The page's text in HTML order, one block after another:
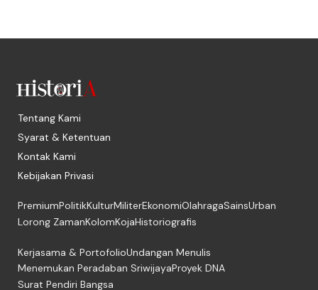
Tentang Kami
Syarat & Ketentuan
Kontak Kami
Kebijakan Privasi
PremiumPolitikKulturMiliterEkonomiOlahragaSainsUrban
Lorong ZamanKolomKojaHistoriografis
Kerjasama & PortofolioUndangan Menulis
Menemukan Peradaban SriwijayaProyek DNA
Surat Pendiri Bangsa